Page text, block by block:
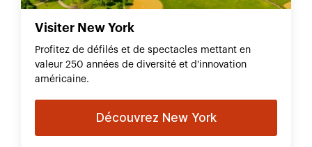
Visiter New York
Profitez de défilés et de spectacles mettant en
valeur 250 années de diversité et d'innovation
américaine.
Découvrez New York